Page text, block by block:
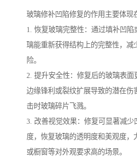
玻璃修补凹陷修复的作用主要体现
1. 恢复玻璃完整性：通过填补凹陷
璃能重新获得结构上的完整性，减
险。
2. 提升安全性：修复后的玻璃表面
边缘锋利或裂纹扩展导致的潜在伤
击时玻璃碎片飞溅。
3. 改善视觉效果：修复可显著减少
度，恢复玻璃的透明度和美观度，
或橱窗等对外观要求高的场景。